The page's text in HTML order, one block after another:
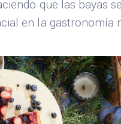
que las bayas
en la gastronomía